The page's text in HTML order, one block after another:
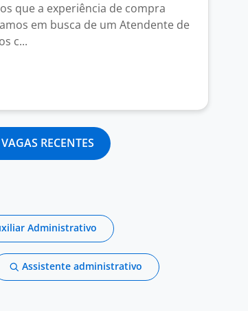
que a experiência de compra
em busca de um Atendente de
c...
RECENTES
Administrativo
Assistente administrativo